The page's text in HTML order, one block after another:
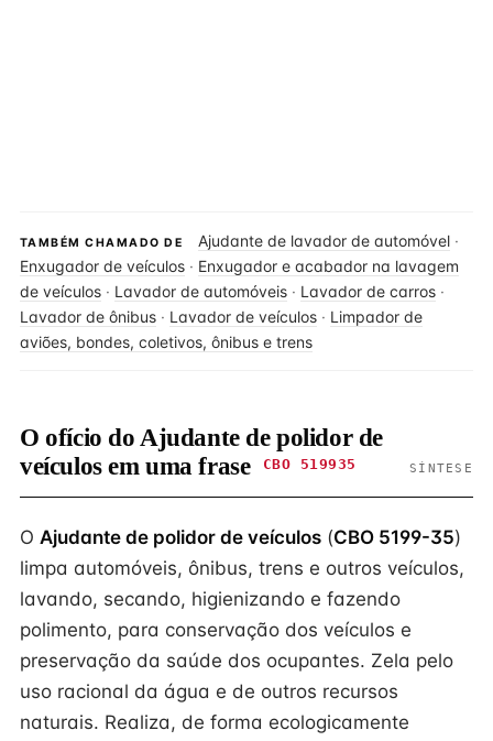
TAMBÉM CHAMADO DE Ajudante de lavador de automóvel ·
Enxugador de veículos · Enxugador e acabador na lavagem
de veículos · Lavador de automóveis · Lavador de carros ·
Lavador de ônibus · Lavador de veículos · Limpador de
aviões, bondes, coletivos, ônibus e trens
O ofício do Ajudante de polidor de
veículos em uma frase
CBO 519935 SÍNTESE
O Ajudante de polidor de veículos (CBO 5199-35)
limpa automóveis, ônibus, trens e outros veículos,
lavando, secando, higienizando e fazendo
polimento, para conservação dos veículos e
preservação da saúde dos ocupantes. Zela pelo
uso racional da água e de outros recursos
naturais. Realiza, de forma ecologicamente